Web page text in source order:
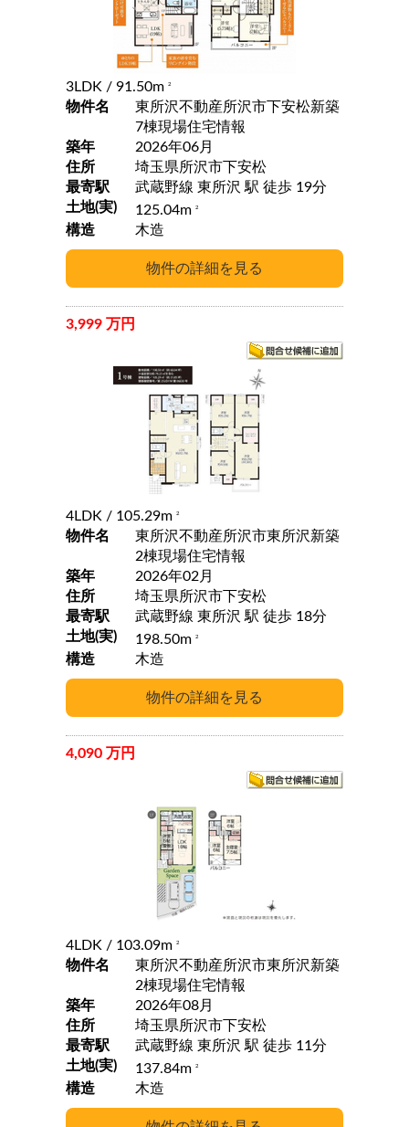
3LDK / 91.50m 2
物件名
東所沢不動産所沢市下安松新築
7棟現場住宅情報
築年
2026年06月
住所
埼玉県所沢市下安松
最寄駅
武蔵野線 東所沢 駅 徒歩 19分
土地(実)
125.04m 2
構造 木造
3,999 万円
4LDK / 105.29m 2
物件名
東所沢不動産所沢市東所沢新築
2棟現場住宅情報
築年
2026年02月
住所
埼玉県所沢市下安松
最寄駅
武蔵野線 東所沢 駅 徒歩 18分
土地(実)
198.50m 2
構造 木造
4,090 万円
4LDK / 103.09m 2
物件名
東所沢不動産所沢市東所沢新築
2棟現場住宅情報
築年
2026年08月
住所
埼玉県所沢市下安松
最寄駅
武蔵野線 東所沢 駅 徒歩 11分
土地(実)
137.84m 2
構造 木造